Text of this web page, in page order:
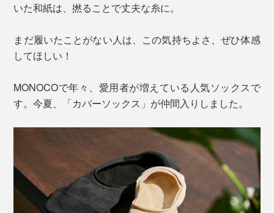
いた和紙は、撚ることで丈夫な糸に。
まだ履いたことがない人は、この気持ちよさ、ぜひ体感
してほしい！
MONOCOで年々、愛用者が増えている人気ソックスで
す。今夏、「カバーソックス」が仲間入りしました。